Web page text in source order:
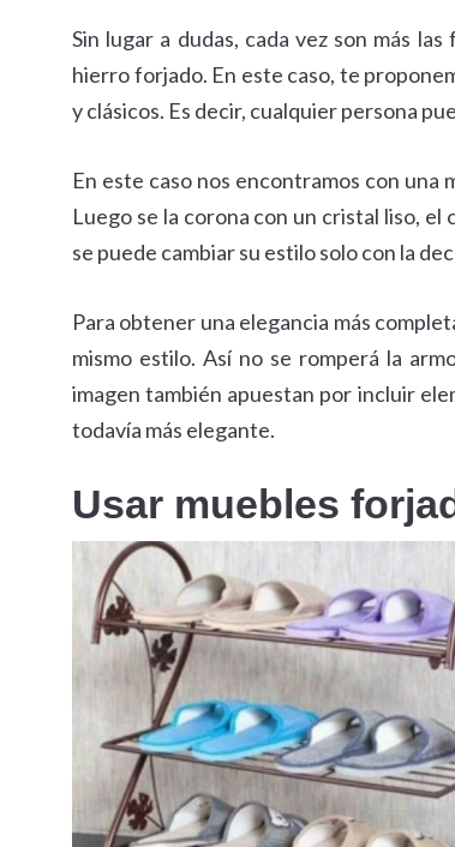
Sin lugar a dudas, cada vez son más
hierro forjado. En este caso, te
y clásicos. Es decir, cualquier persona
En este caso nos encontramos con
Luego se la corona con un cristal liso,
se puede cambiar su estilo solo con la
Para obtener una elegancia más
mismo estilo. Así no se romperá la
imagen también apuestan por incluir
todavía más elegante.
Usar muebles